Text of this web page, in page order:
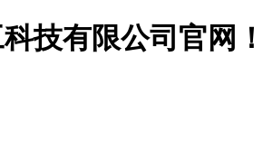
技有限公司官网！